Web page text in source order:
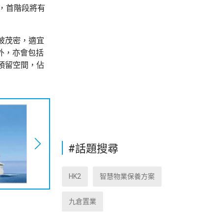
首階段將有
茂密，適宜
，亦會包括
留空間，佔
#話題搜尋
HK2 智慧物業保養方案
九倉置業